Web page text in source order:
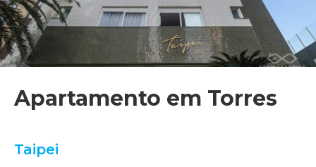
Apartamento em Torres
Taipei